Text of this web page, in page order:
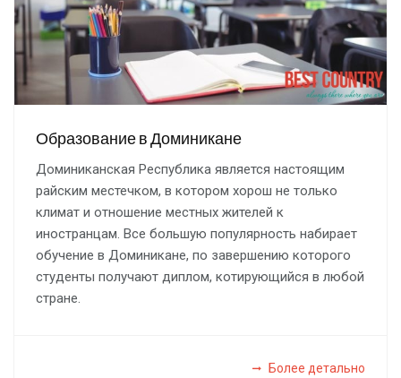
Образование в Доминикане
Доминиканcкая Республика является настоящим
райским местечком, в котором хорош не только
климат и отношение местных жителей к
иностранцам. Все большую популярность набирает
обучение в Доминикане, по завершению которого
студенты получают диплом, котирующийся в любой
стране.
Более детально